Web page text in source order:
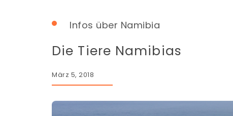
Infos über Namibia
Die Tiere Namibias
März 5, 2018